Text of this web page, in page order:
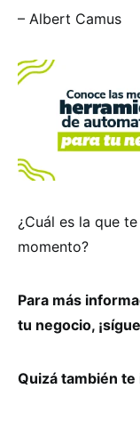
– Albert Camus
¿Cuál es la que
momento?
Para más
tu negocio,
Quizá también